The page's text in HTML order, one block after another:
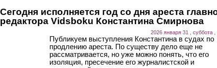
Сегодня исполняется год со дня ареста
редактора Vidsboku Константина Смирнова
2026 января 31 , суббота ,
Публикуем выступления Константина в судах по
продлению ареста. По существу дело еще не
рассматривается, но уже можно понять, что его
изоляция, пресечение его журналистской и